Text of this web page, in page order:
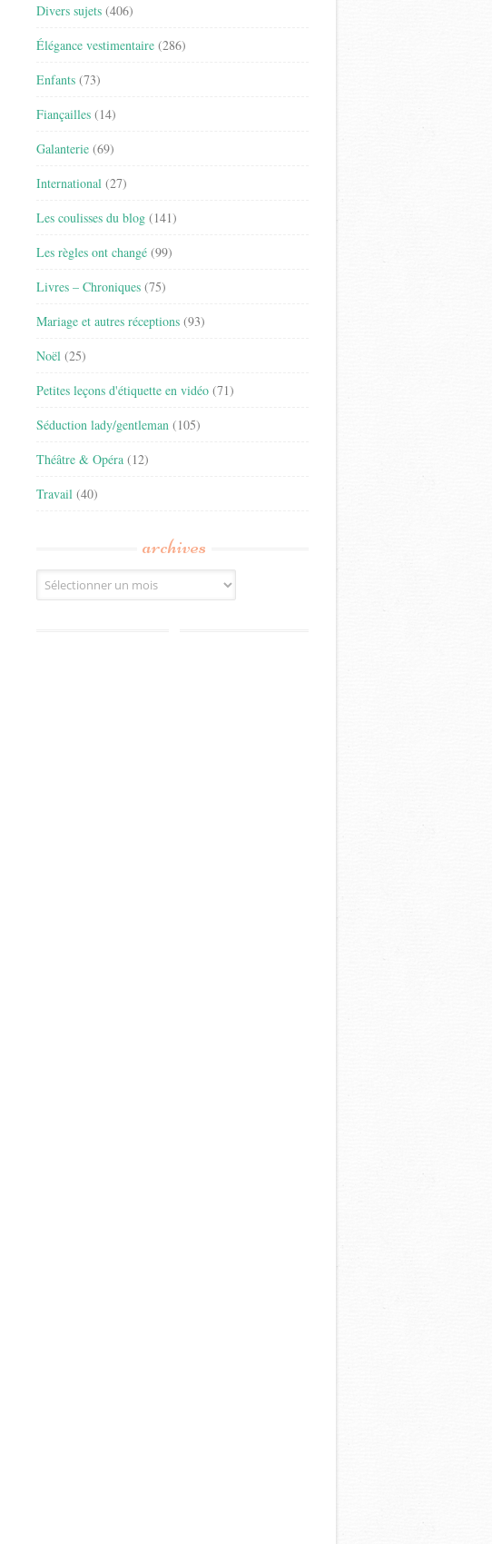
Divers sujets (406)
Élégance vestimentaire (286)
Enfants (73)
Fiançailles (14)
Galanterie (69)
International (27)
Les coulisses du blog (141)
Les règles ont changé (99)
Livres – Chroniques (75)
Mariage et autres réceptions (93)
Noël (25)
Petites leçons d'étiquette en vidéo (71)
Séduction lady/gentleman (105)
Théâtre & Opéra (12)
Travail (40)
archives
Archives